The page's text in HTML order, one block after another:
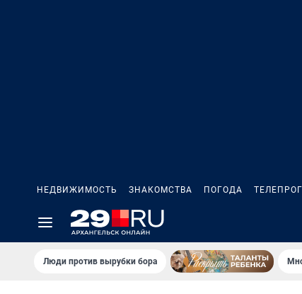
НЕДВИЖИМОСТЬ ЗНАКОМСТВА ПОГОДА
Люди против вырубки бора